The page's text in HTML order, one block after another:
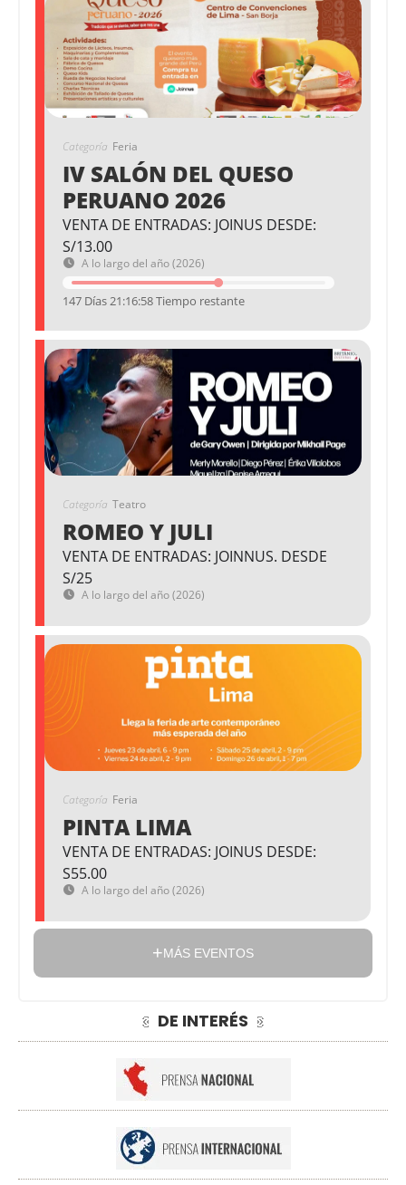
Categoría Feria
IV SALÓN DEL QUESO
PERUANO 2026
VENTA DE ENTRADAS: JOINUS DESDE:
S/13.00
A lo largo del año (2026)
147 Días 21:16:58 Tiempo restante
Categoría Teatro
ROMEO Y JULI
VENTA DE ENTRADAS: JOINNUS. DESDE
S/25
A lo largo del año (2026)
Categoría Feria
PINTA LIMA
VENTA DE ENTRADAS: JOINUS DESDE:
S55.00
A lo largo del año (2026)
MÁS EVENTOS
DE INTERÉS